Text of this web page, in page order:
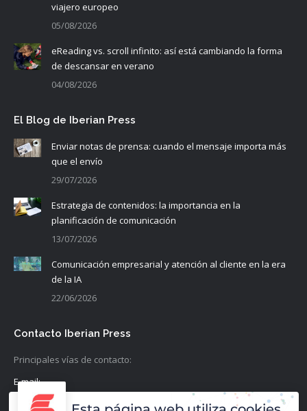
viajero europeo
05/08/2026
eReading vs. scroll infinito: así está cambiando la forma
de descansar en verano
04/08/2026
El Blog de Iberian Press
Enviar notas de prensa: cuando el mensaje importa más
que el envío
29/07/2026
Estrategia de contenidos: la importancia en la
planificación de comunicación
13/07/2026
Comunicación empresarial y atención al cliente en la era
de la IA
22/06/2026
Contacto Iberian Press
Principales vías de contacto:
E-mail:
info@iberianpress.es